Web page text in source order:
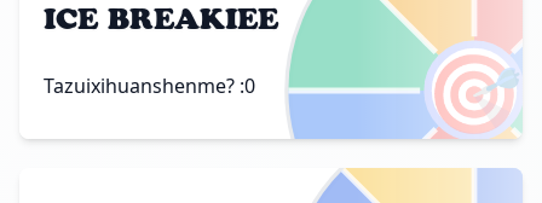
🎯
ICE BREAKIEE
Tazuixihuanshenme? :0